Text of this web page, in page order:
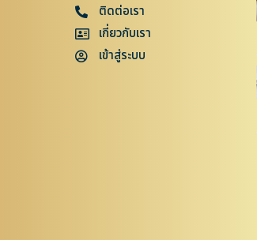
ติดต่อเรา
เกี่ยวกับเรา
เข้าสู่ระบบ